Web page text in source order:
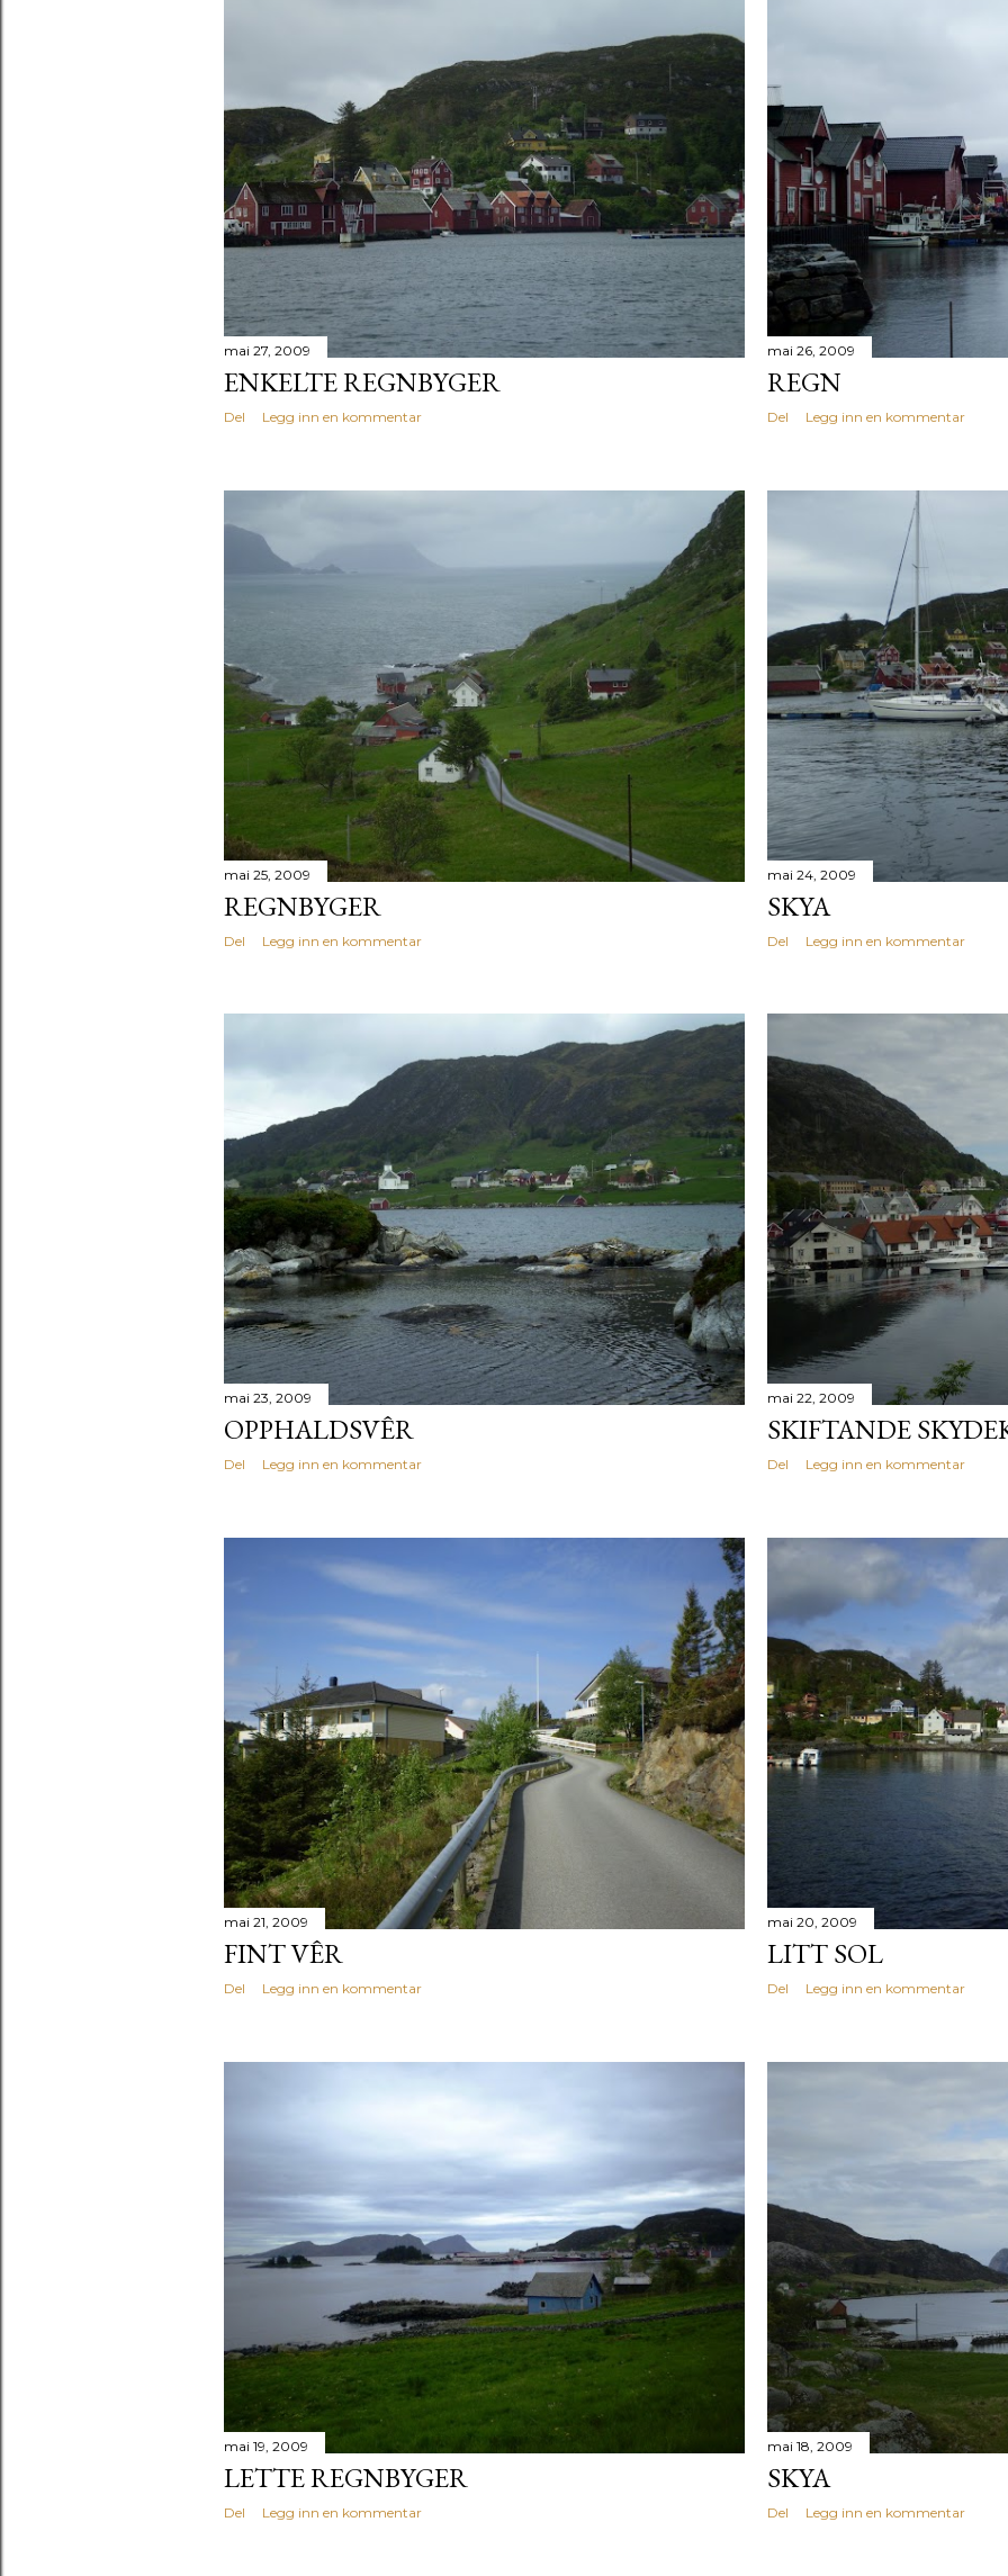
mai 27, 2009
ENKELTE REGNBYGER
Del Legg inn en kommentar
mai 26, 2009
REGN
Del Legg inn en kommentar
mai 25, 2009
REGNBYGER
Del Legg inn en kommentar
mai 24, 2009
SKYA
Del Legg inn en kommentar
mai 23, 2009
OPPHALDSVÊR
Del Legg inn en kommentar
mai 22, 2009
SKIFTANDE
Del Legg inn en kommentar
mai 21, 2009
FINT VÊR
Del Legg inn en kommentar
mai 20, 2009
LITT SOL
Del Legg inn en kommentar
mai 19, 2009
LETTE REGNBYGER
Del Legg inn en kommentar
mai 18, 2009
SKYA
Del Legg inn en kommentar